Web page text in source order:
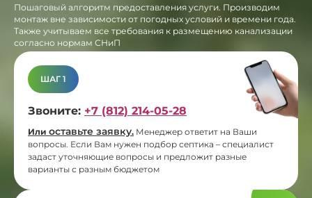
Пошаговый алгоритм предоставления услуги. Производим
монтаж вне зависимости от погодных условий и времени года.
Также учитываем все требования к размещению канализации
согласно нормам СНиП
ШАГ 1
Звоните: +7 (812) 214-05-28
Или оставьте заявку. Менеджер ответит на Ваши
вопросы. Если Вам нужен подбор септика – специалист
задаст уточняющие вопросы и предложит разные
варианты с разным бюджетом